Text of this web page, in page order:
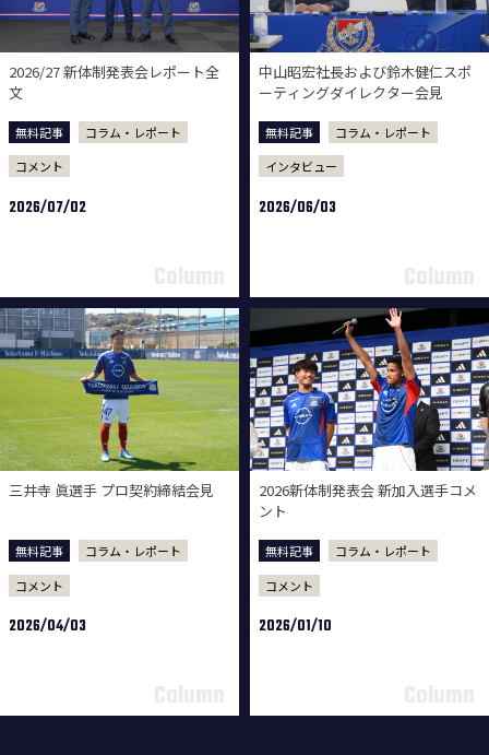
2026/27 新体制発表会レポート全
文
無料記事
コラム・レポート
コメント
2026/07/02
中山昭宏社長および鈴木健仁スポ
ーティングダイレクター会見
無料記事
コラム・レポート
インタビュー
2026/06/03
三井寺 眞選手 プロ契約締結会見
無料記事
コラム・レポート
コメント
2026/04/03
2026新体制発表会 新加入選手コメ
ント
無料記事
コラム・レポート
コメント
2026/01/10